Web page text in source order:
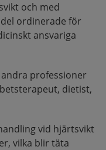
och med
ordinerade för
ansvariga
professioner
dietist,
vid hjärtsvikt
vilka blir täta